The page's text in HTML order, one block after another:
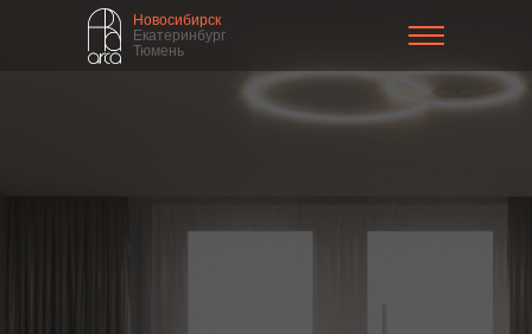
Екатеринбург
Тюмень
Новосибирск